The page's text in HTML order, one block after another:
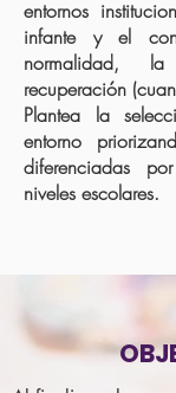
entornos
infante y el
normalidad,
recuperación
Plantea la
entorno
diferenciadas
niveles escolares.